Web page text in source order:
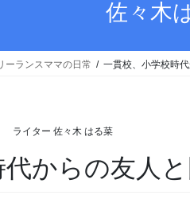
佐々木
ーランスママの日常 一貫校、小学校時
ライター 佐々木 はる菜
からの友人